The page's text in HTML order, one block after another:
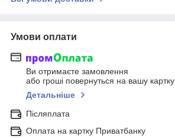
Умови оплати
Ви отримаєте замовлення
або гроші повернуться на вашу картку
Детальніше
Післяплата
Оплата на картку Приватбанку